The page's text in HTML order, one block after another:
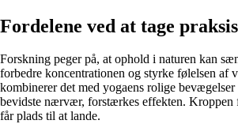
Fordelene ved at tage
Forskning peger på, at ophold i naturen kan
forbedre koncentrationen og styrke følelsen af
kombinerer det med yogaens rolige bevægelser
bevidste nærvær, forstærkes effekten. Kroppen
får plads til at lande.